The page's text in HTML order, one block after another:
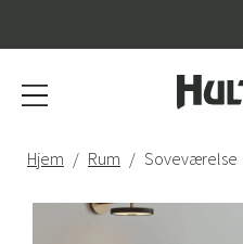
Hjem Rum Soveværelse